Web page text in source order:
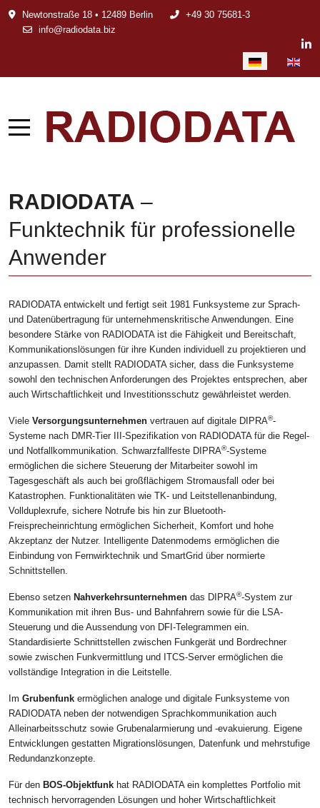
Newtonstraße 18 • 12489 Berlin
+49 30 75681-3
info@radiodata.biz
Sprache auswählen
RADIODATA –
Funktechnik für professionelle
Anwender
RADIODATA entwickelt und fertigt seit 1981 Funksysteme zur Sprach-
und Datenübertragung für unternehmenskritische Anwendungen. Eine
besondere Stärke von RADIODATA ist die Fähigkeit und Bereitschaft,
Kommunikationslösungen für ihre Kunden individuell zu projektieren und
anzupassen. Damit stellt RADIODATA sicher, dass die Funksysteme
sowohl den technischen Anforderungen des Projektes entsprechen, aber
auch Wirtschaftlichkeit und Investitionsschutz gewährleistet werden.
Viele Versorgungsunternehmen vertrauen auf digitale DIPRA®-
Systeme nach DMR-Tier III-Spezifikation von RADIODATA für die Regel-
und Notfallkommunikation. Schwarzfallfeste DIPRA®-Systeme
ermöglichen die sichere Steuerung der Mitarbeiter sowohl im
Tagesgeschäft als auch bei großflächigem Stromausfall oder bei
Katastrophen. Funktionalitäten wie TK- und Leitstellenanbindung,
Vollduplexrufe, sichere Notrufe bis hin zur Bluetooth-
Freisprecheinrichtung ermöglichen Sicherheit, Komfort und hohe
Akzeptanz der Nutzer. Intelligente Datenmodems ermöglichen die
Einbindung von Fernwirktechnik und SmartGrid über normierte
Schnittstellen.
Ebenso setzen Nahverkehrsunternehmen das DIPRA®-System zur
Kommunikation mit ihren Bus- und Bahnfahrern sowie für die LSA-
Steuerung und die Aussendung von DFI-Telegrammen ein.
Standardisierte Schnittstellen zwischen Funkgerät und Bordrechner
sowie zwischen Funkvermittlung und ITCS-Server ermöglichen die
vollständige Integration in die Leitstelle.
Im Grubenfunk ermöglichen analoge und digitale Funksysteme von
RADIODATA neben der notwendigen Sprachkommunikation auch
Alleinarbeitsschutz sowie Grubenalarmierung und -evakuierung. Eigene
Entwicklungen gestatten Migrationslösungen, Datenfunk und mehrstufige
Redundanzkonzepte.
Für den BOS-Objektfunk hat RADIODATA ein komplettes Portfolio mit
technisch hervorragenden Lösungen und hoher Wirtschaftlichkeit